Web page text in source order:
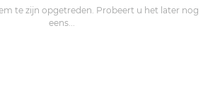
te zijn opgetreden. Probeert u het later nog
eens...